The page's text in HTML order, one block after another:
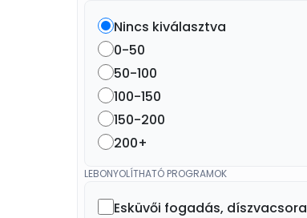
Nincs kiválasztva
0-50
50-100
100-150
150-200
200+
LEBONYOLÍTHATÓ PROGRAMOK
Esküvői fogadás, díszvacsora